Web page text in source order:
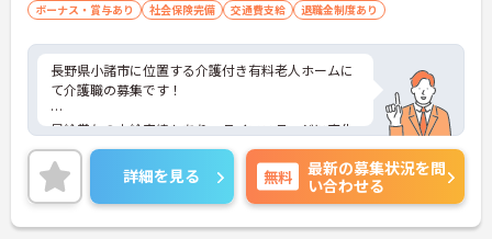
ボーナス・賞与あり
社会保険完備 交通費支給 退職金制度あり
長野県小諸市に位置する介護付き有料老人ホームに
て介護職の募集です！
昇給賞与の支給実績もあり、ライフステージに変化
があっても長くお勤めいただけます。
ご興味ある方には、面接対策ポイントなど、さらに
詳細をお話しいたしますのでお気軽にご相談くださ
い！
詳細を見る 無料
最新の募集状況を問
い合わせる